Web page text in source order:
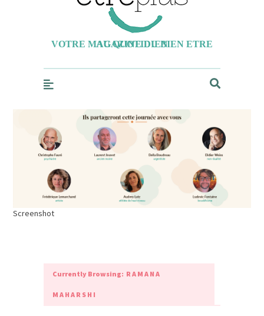
VOTRE MAGAZINE DU BIEN ETRE AU QUOTIDIEN
Screenshot
Currently Browsing: RAMANA
MAHARSHI